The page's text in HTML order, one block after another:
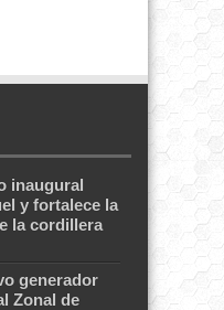
inaugural
y fortalece la
la cordillera
generador
Zonal de